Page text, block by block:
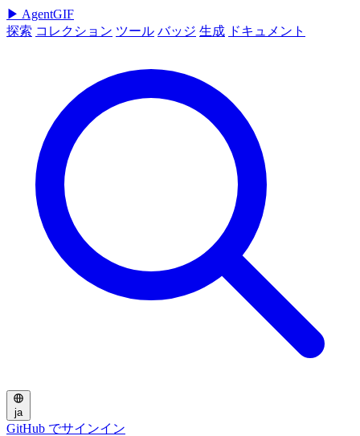
▶ AgentGIF
探索 コレクション ツール バッジ 生成 ドキュメント
ja
GitHub でサインイン